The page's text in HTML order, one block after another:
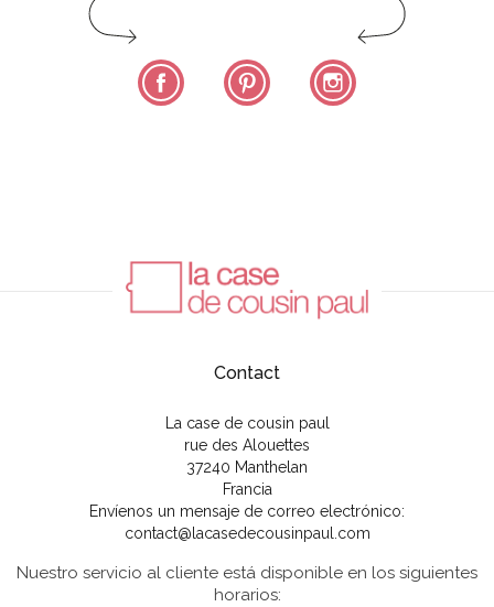
Facebook Pinterest
Contact
La case de cousin paul
rue des Alouettes
37240 Manthelan
Francia
Envíenos un mensaje de correo electrónico:
contact@lacasedecousinpaul.com
Nuestro servicio al cliente está disponible en los siguientes
horarios: